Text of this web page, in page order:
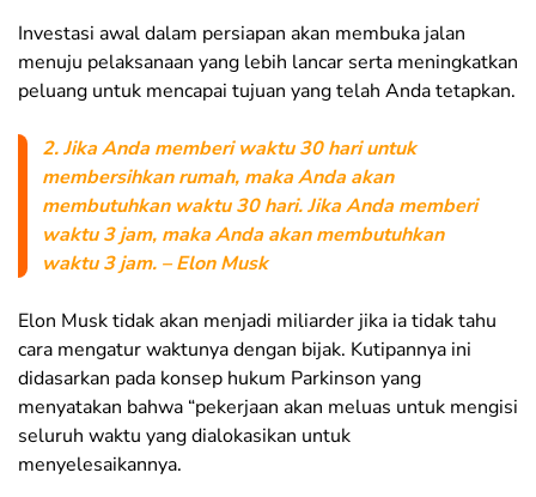
Investasi awal dalam persiapan akan membuka jalan
menuju pelaksanaan yang lebih lancar serta meningkatkan
peluang untuk mencapai tujuan yang telah Anda tetapkan.
2. Jika Anda memberi waktu 30 hari untuk
membersihkan rumah, maka Anda akan
membutuhkan waktu 30 hari. Jika Anda memberi
waktu 3 jam, maka Anda akan membutuhkan
waktu 3 jam. – Elon Musk
Elon Musk tidak akan menjadi miliarder jika ia tidak tahu
cara mengatur waktunya dengan bijak. Kutipannya ini
didasarkan pada konsep hukum Parkinson yang
menyatakan bahwa “pekerjaan akan meluas untuk mengisi
seluruh waktu yang dialokasikan untuk
menyelesaikannya.